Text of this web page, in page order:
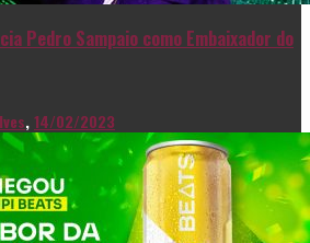
Pedro Sampaio como Embaixador do
,14/02/2023